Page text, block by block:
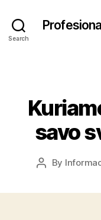
Search
savo
Post
By